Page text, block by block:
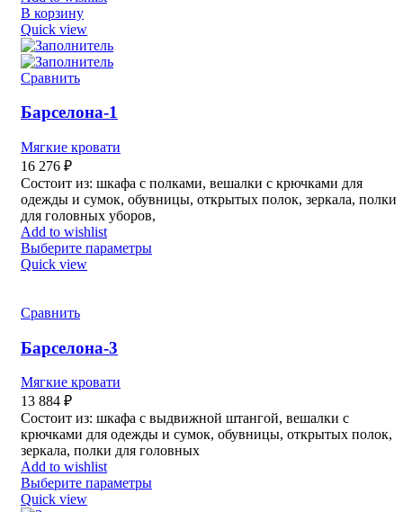
В корзину
Quick view
Сравнить
Барселона-1
Мягкие кровати
16 276 ₽
Состоит из: шкафа с полками, вешалки с крючками для
одежды и сумок, обувницы, открытых полок, зеркала, полки
для головных уборов,
Add to wishlist
Выберите параметры
Quick view
Сравнить
Барселона-3
Мягкие кровати
13 884 ₽
Состоит из: шкафа с выдвижной штангой, вешалки с
крючками для одежды и сумок, обувницы, открытых полок,
зеркала, полки для головных
Add to wishlist
Выберите параметры
Quick view